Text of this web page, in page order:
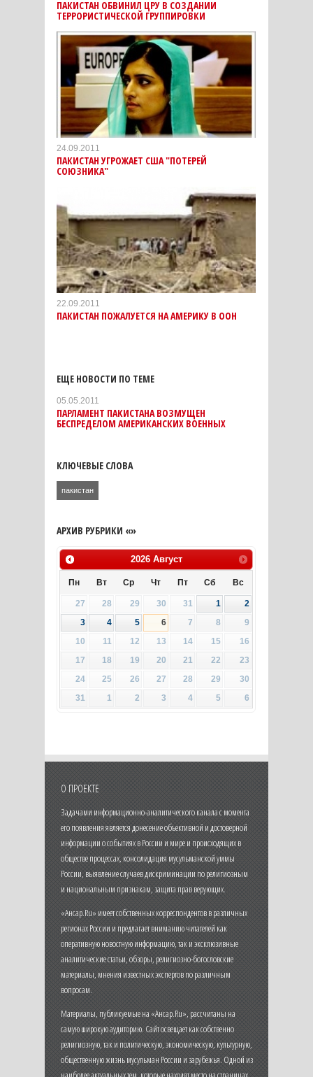
ПАКИСТАН ОБВИНИЛ ЦРУ В СОЗДАНИИ
ТЕРРОРИСТИЧЕСКОЙ ГРУППИРОВКИ
24.09.2011
ПАКИСТАН УГРОЖАЕТ США "ПОТЕРЕЙ
СОЮЗНИКА"
22.09.2011
ПАКИСТАН ПОЖАЛУЕТСЯ НА АМЕРИКУ В ООН
ЕЩЕ НОВОСТИ ПО ТЕМЕ
05.05.2011
ПАРЛАМЕНТ ПАКИСТАНА ВОЗМУЩЕН
БЕСПРЕДЕЛОМ АМЕРИКАНСКИХ ВОЕННЫХ
КЛЮЧЕВЫЕ СЛОВА
пакистан
АРХИВ РУБРИКИ «»
2026 Август
Пн Вт Ср Чт Пт Сб Вс
27 28 29 30 31 1
2
3
4 5 6 7 8
9
10
11 12 13 14 15
16
17
18 19 20 21 22
23
24
25 26 27 28 29
30
31
1 2 3 4 5 6
О ПРОЕКТЕ
Задачами информационно-аналитического канала с момента
его появления является донесение объективной и достоверной
информации о событиях в России и мире и происходящих в
обществе процессах, консолидация мусульманской уммы
России, выявление случаев дискриминации по религиозным
и национальным признакам, защита прав верующих.
«Ансар.Ru» имеет собственных корреспондентов в различных
регионах России и предлагает вниманию читателей как
оперативную новостную информацию, так и эксклюзивные
аналитические статьи, обзоры, религиозно-богословские
материалы, мнения известных экспертов по различным
вопросам.
Материалы, публикуемые на «Ансар.Ru», рассчитаны на
самую широкую аудиторию. Сайт освещает как собственно
религиозную, так и политическую, экономическую, культурную,
общественную жизнь мусульман России и зарубежья. Одной из